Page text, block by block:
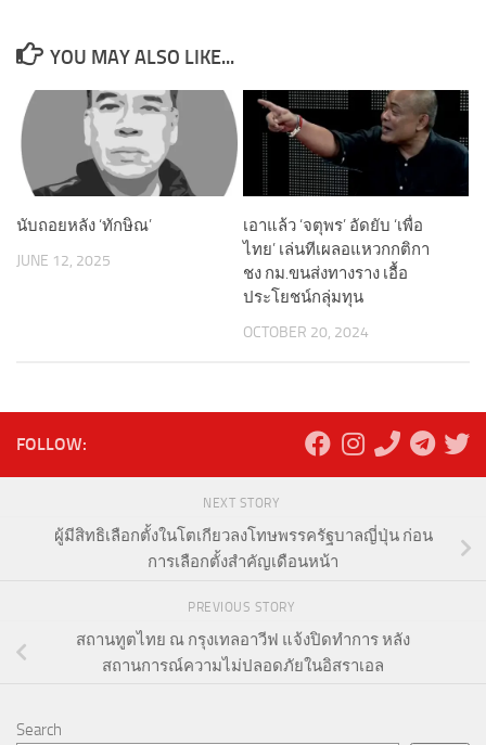
YOU MAY ALSO LIKE...
นับถอยหลัง ‘ทักษิณ’
JUNE 12, 2025
เอาแล้ว ‘จตุพร’ อัดยับ ‘เพื่อ
ไทย’ เล่นทีเผลอแหวกกติกา
ชง กม.ขนส่งทางราง เอื้อ
ประโยชน์กลุ่มทุน
OCTOBER 20, 2024
FOLLOW:
NEXT STORY
ผู้มีสิทธิเลือกตั้งในโตเกียวลงโทษพรรครัฐบาลญี่ปุ่น ก่อน
การเลือกตั้งสำคัญเดือนหน้า
PREVIOUS STORY
สถานทูตไทย ณ กรุงเทลอาวีฟ แจ้งปิดทำการ หลัง
สถานการณ์ความไม่ปลอดภัยในอิสราเอล
Search